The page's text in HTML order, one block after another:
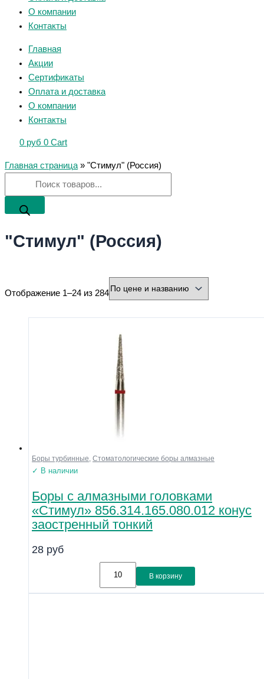
О компании
Контакты
Главная
Акции
Сертификаты
Оплата и доставка
О компании
Контакты
0 руб 0 Cart
Главная страница » "Стимул" (Россия)
"Стимул" (Россия)
максимальная цена
Производитель
Диаметр хвостовика (мм)
Диаметр рабочей части (мм)
Напряжение
Размер
Материал
Совместимость
Отображение 1–24 из 284
Боры турбинные, Стоматологические боры алмазные
✓ В наличии
Боры с алмазными головками
«Стимул» 856.314.165.080.012 конус
заостренный тонкий
28 руб
В корзину